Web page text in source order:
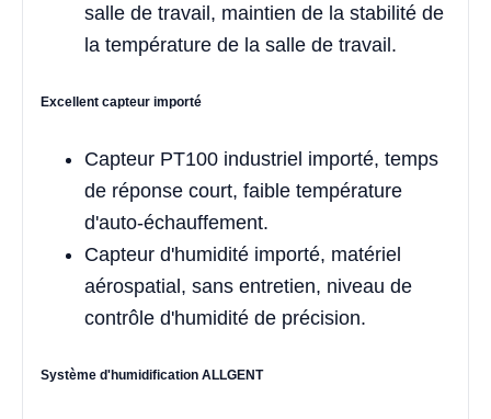
salle de travail, maintien de la stabilité de
la température de la salle de travail.
Excellent capteur importé
Capteur PT100 industriel importé, temps
de réponse court, faible température
d'auto-échauffement.
Capteur d'humidité importé, matériel
aérospatial, sans entretien, niveau de
contrôle d'humidité de précision.
Système d'humidification ALLGENT